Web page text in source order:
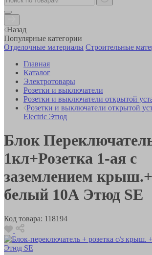
Назад
Популярные категории
Отделочные материалы Строительные
Главная
Каталог
Электротовары
Розетки и выключатели
Розетки и выключатели открытой
Розетки и выключатели открытой
Electric Этюд
Блок
1кл+Розетка 1-ая с
заземлением
белый 10А Этюд SE
Код товара: 118194